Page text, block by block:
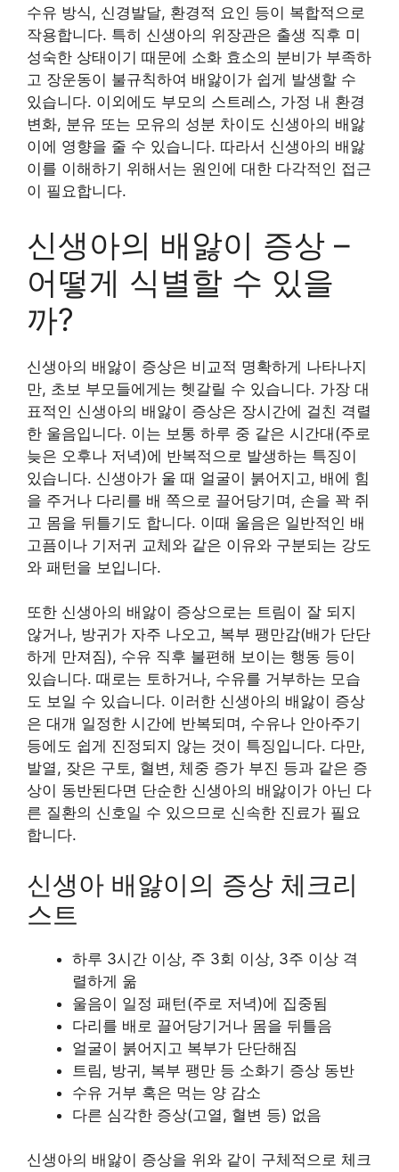
수유 방식, 신경발달, 환경적 요인 등이 복합적으로
작용합니다. 특히 신생아의 위장관은 출생 직후 미
성숙한 상태이기 때문에 소화 효소의 분비가 부족하
고 장운동이 불규칙하여 배앓이가 쉽게 발생할 수
있습니다. 이외에도 부모의 스트레스, 가정 내 환경
변화, 분유 또는 모유의 성분 차이도 신생아의 배앓
이에 영향을 줄 수 있습니다. 따라서 신생아의 배앓
이를 이해하기 위해서는 원인에 대한 다각적인 접근
이 필요합니다.
신생아의 배앓이 증상 –
어떻게 식별할 수 있을
까?
신생아의 배앓이 증상은 비교적 명확하게 나타나지
만, 초보 부모들에게는 헷갈릴 수 있습니다. 가장 대
표적인 신생아의 배앓이 증상은 장시간에 걸친 격렬
한 울음입니다. 이는 보통 하루 중 같은 시간대(주로
늦은 오후나 저녁)에 반복적으로 발생하는 특징이
있습니다. 신생아가 울 때 얼굴이 붉어지고, 배에 힘
을 주거나 다리를 배 쪽으로 끌어당기며, 손을 꽉 쥐
고 몸을 뒤틀기도 합니다. 이때 울음은 일반적인 배
고픔이나 기저귀 교체와 같은 이유와 구분되는 강도
와 패턴을 보입니다.
또한 신생아의 배앓이 증상으로는 트림이 잘 되지
않거나, 방귀가 자주 나오고, 복부 팽만감(배가 단단
하게 만져짐), 수유 직후 불편해 보이는 행동 등이
있습니다. 때로는 토하거나, 수유를 거부하는 모습
도 보일 수 있습니다. 이러한 신생아의 배앓이 증상
은 대개 일정한 시간에 반복되며, 수유나 안아주기
등에도 쉽게 진정되지 않는 것이 특징입니다. 다만,
발열, 잦은 구토, 혈변, 체중 증가 부진 등과 같은 증
상이 동반된다면 단순한 신생아의 배앓이가 아닌 다
른 질환의 신호일 수 있으므로 신속한 진료가 필요
합니다.
신생아 배앓이의 증상 체크리
스트
하루 3시간 이상, 주 3회 이상, 3주 이상 격
렬하게 욺
울음이 일정 패턴(주로 저녁)에 집중됨
다리를 배로 끌어당기거나 몸을 뒤틀음
얼굴이 붉어지고 복부가 단단해짐
트림, 방귀, 복부 팽만 등 소화기 증상 동반
수유 거부 혹은 먹는 양 감소
다른 심각한 증상(고열, 혈변 등) 없음
신생아의 배앓이 증상을 위와 같이 구체적으로 체크